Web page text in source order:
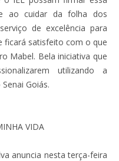
ao cuidar da folha dos
de excelência para
ficará satisfeito com o que
Mabel. Bela iniciativa que
utilizando a
Goiás.
VIDA
anuncia nesta terça-feira